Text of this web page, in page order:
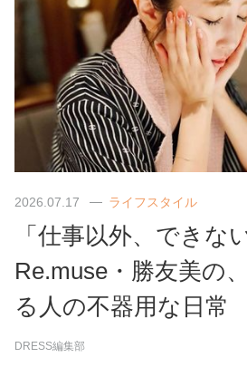
2026.07.17 ライフスタイル
「仕事以外、できな
Re.muse・勝友美の
る人の不器用な日常
DRESS編集部